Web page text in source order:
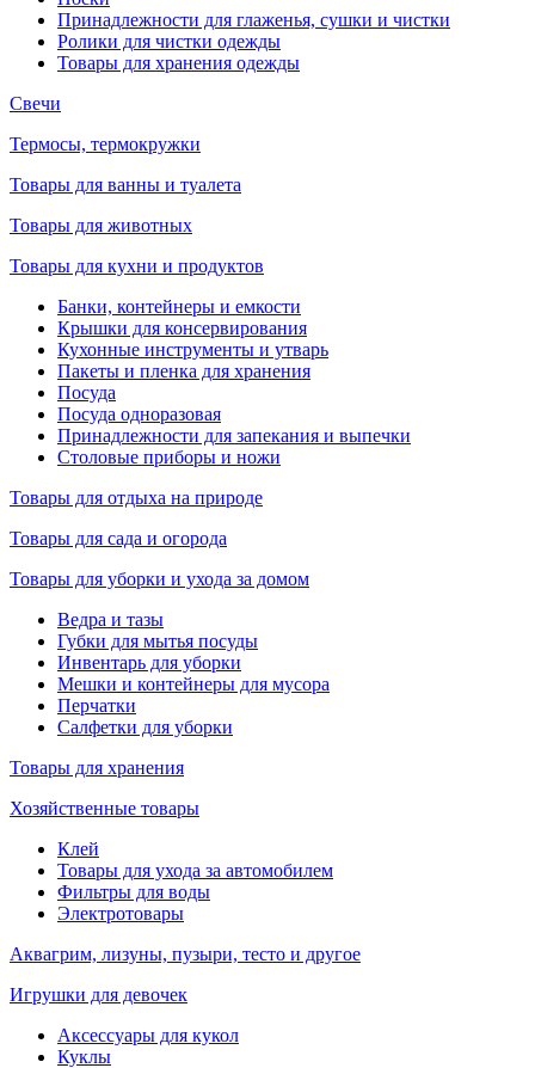
Принадлежности для глаженья, сушки и чистки
Ролики для чистки одежды
Товары для хранения одежды
Свечи
Термосы, термокружки
Товары для ванны и туалета
Товары для животных
Товары для кухни и продуктов
Банки, контейнеры и емкости
Крышки для консервирования
Кухонные инструменты и утварь
Пакеты и пленка для хранения
Посуда
Посуда одноразовая
Принадлежности для запекания и выпечки
Столовые приборы и ножи
Товары для отдыха на природе
Товары для сада и огорода
Товары для уборки и ухода за домом
Ведра и тазы
Губки для мытья посуды
Инвентарь для уборки
Мешки и контейнеры для мусора
Перчатки
Салфетки для уборки
Товары для хранения
Хозяйственные товары
Клей
Товары для ухода за автомобилем
Фильтры для воды
Электротовары
Аквагрим, лизуны, пузыри, тесто и другое
Игрушки для девочек
Аксессуары для кукол
Куклы